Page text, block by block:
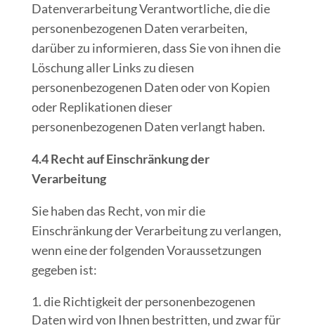
Datenverarbeitung Verantwortliche, die die
personenbezogenen Daten verarbeiten,
darüber zu informieren, dass Sie von ihnen die
Löschung aller Links zu diesen
personenbezogenen Daten oder von Kopien
oder Replikationen dieser
personenbezogenen Daten verlangt haben.
4.4 Recht auf Einschränkung der
Verarbeitung
Sie haben das Recht, von mir die
Einschränkung der Verarbeitung zu verlangen,
wenn eine der folgenden Voraussetzungen
gegeben ist:
die Richtigkeit der personenbezogenen
Daten wird von Ihnen bestritten, und zwar für